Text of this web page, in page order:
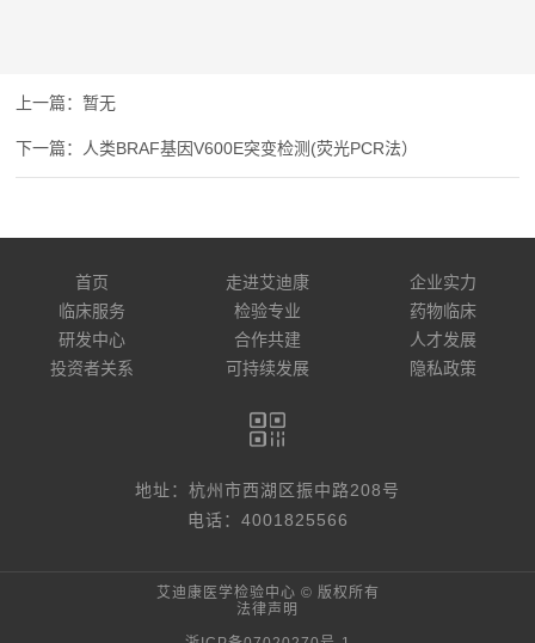
暂无
人类BRAF基因V600E突变检测(荧光PCR法）
首页 走进艾迪康
企业实力
临床服务
检验专业
药物临床
研发中心
合作共建
人才发展
投资者关系
可持续发展 隐私政策
地址：杭州市西湖区振中路208号
电话：4001825566
艾迪康医学检验中心 © 版权所有
法律声明